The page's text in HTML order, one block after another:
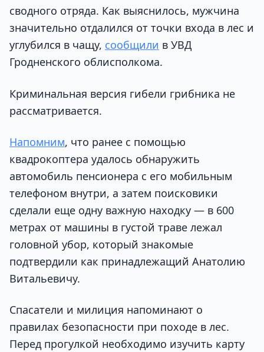
сводного отряда. Как выяснилось, мужчина
значительно отдалился от точки входа в лес и
углубился в чащу, сообщили в УВД
Гродненского облисполкома.
Криминальная версия гибели грибника не
рассматривается.
Напомним, что ранее с помощью
квадрокоптера удалось обнаружить
автомобиль пенсионера с его мобильным
телефоном внутри, а затем поисковики
сделали еще одну важную находку — в 600
метрах от машины в густой траве лежал
головной убор, который знакомые
подтвердили как принадлежащий Анатолию
Витальевичу.
Спасатели и милиция напоминают о
правилах безопасности при походе в лес.
Перед прогулкой необходимо изучить карту